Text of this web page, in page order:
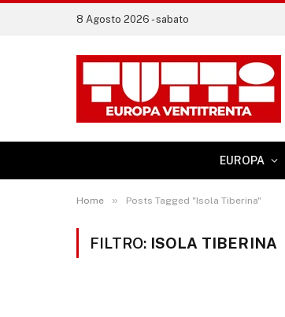
8 Agosto 2026 - sabato
EUROPA
Home » Posts Tagged "Isola Tiberina"
FILTRO: ISOLA TIBERINA